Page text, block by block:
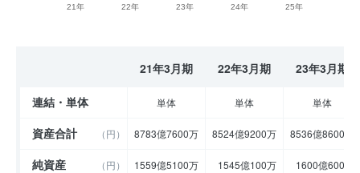
21年 22年 23年 24年 25年
21年3月期 22年3月期 23年3月期
連結・単体 単体 単体 単体
資産合計 （円） 8783億7600万 8524億9200万 8536億8600万
純資産 （円） 1559億5100万 1545億100万 1600億600万